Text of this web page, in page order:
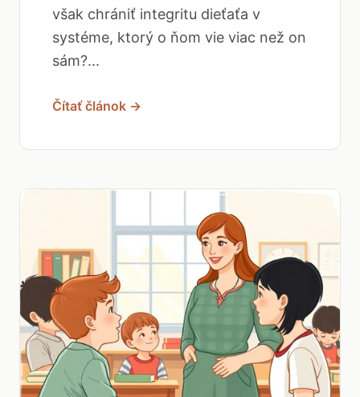
však chrániť integritu dieťaťa v
systéme, ktorý o ňom vie viac než on
sám?...
Čítať článok →